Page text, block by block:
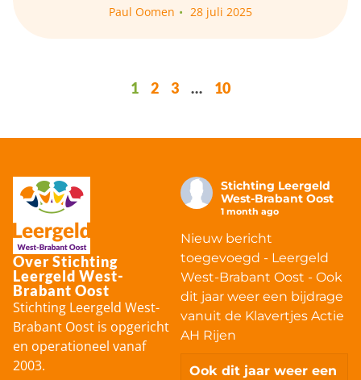
Paul Oomen 28 juli 2025
1 2 3 … 10
Over Stichting
Leergeld West-
Brabant Oost
Stichting Leergeld West-
Brabant Oost is opgericht
en operationeel vanaf
2003.
Stichting Leergeld
West-Brabant Oost
1 month ago
Nieuw bericht
toegevoegd - Leergeld
West-Brabant Oost - Ook
dit jaar weer een bijdrage
vanuit de Klavertjes Actie
AH Rijen
Ook dit jaar weer een